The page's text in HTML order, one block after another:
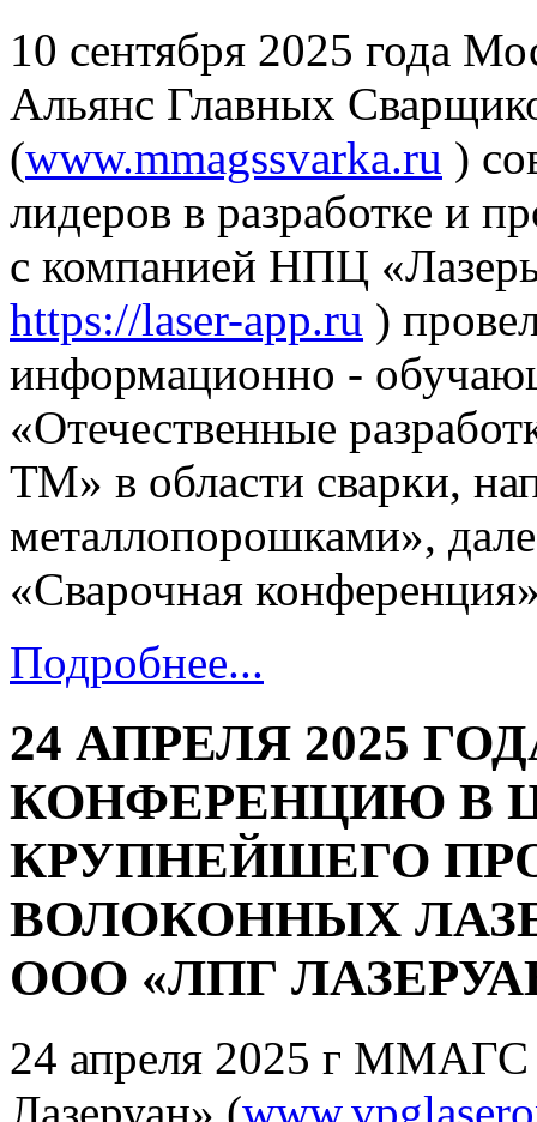
10 сентября 2025 года
Альянс Главных
(www.mmagssvarka.ru )
лидеров в разработке и
с компанией НПЦ
https://laser-app.ru )
информационно -
«Отечественные
ТМ» в области сварки,
металлопорошками»,
«Сварочная
Подробнее...
24 АПРЕЛЯ 2025
КОНФЕРЕНЦИЮ В
КРУПНЕЙШЕГО
ВОЛОКОННЫХ
ООО «ЛПГ
24 апреля 2025 г